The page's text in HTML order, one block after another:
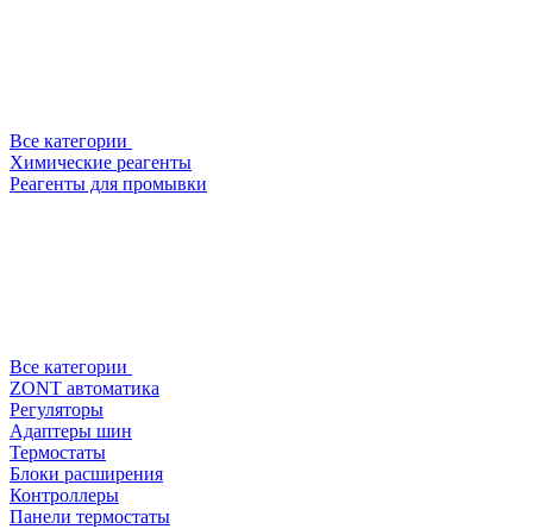
Все категории
Химические реагенты
Реагенты для промывки
Все категории
ZONT автоматика
Регуляторы
Адаптеры шин
Термостаты
Блоки расширения
Контроллеры
Панели термостаты